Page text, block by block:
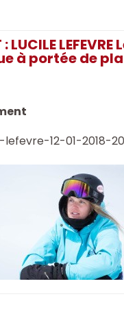
LUCILE LEFEVRE
à portée de
12-01-2018-